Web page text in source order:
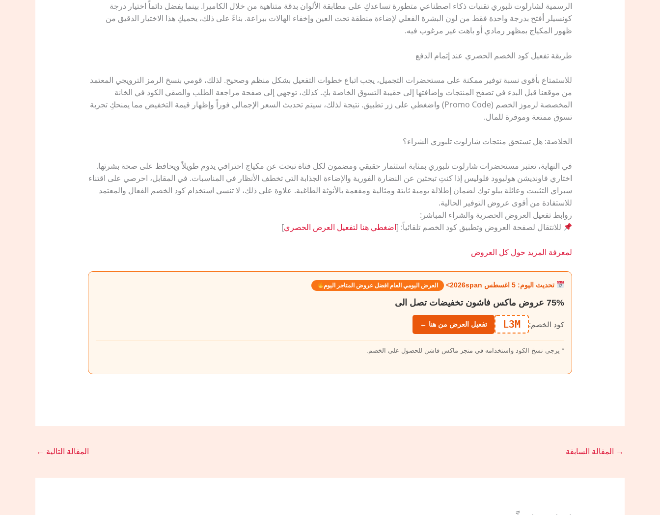
الرسمية لشارلوت تلبوري تقنيات ذكاء اصطناعي متطورة تساعدكِ على مطابقة الألوان بدقة متناهية من خلال الكاميرا. بينما يفضل دائماً اختيار درجة
كونسيلر أفتح بدرجة واحدة فقط من لون البشرة الفعلي لإضاءة منطقة تحت العين وإخفاء الهالات ببراعة. بناءً على ذلك، يحميكِ هذا الاختيار الدقيق من
ظهور المكياج بمظهر رمادي أو باهت غير مرغوب فيه.
​طريقة تفعيل كود الخصم الحصري عند إتمام الدفع
​للاستمتاع بأقوى نسبة توفير ممكنة على مستحضرات التجميل، يجب اتباع خطوات التفعيل بشكل منظم وصحيح. لذلك، قومي بنسخ الرمز الترويجي المعتمد
من موقعنا قبل البدء في تصفح المنتجات وإضافتها إلى حقيبة التسوق الخاصة بكِ. كذلك، توجهي إلى صفحة مراجعة الطلب والصقي الكود في الخانة
المخصصة لرموز الخصم (Promo Code) واضغطي على زر تطبيق. نتيجة لذلك، سيتم تحديث السعر الإجمالي فوراً وإظهار قيمة التخفيض مما يمنحكِ تجربة
تسوق ممتعة وموفرة للمال.
​الخلاصة: هل تستحق منتجات شارلوت تلبوري الشراء؟
​في النهاية، تعتبر مستحضرات شارلوت تلبوري بمثابة استثمار حقيقي ومضمون لكل فتاة تبحث عن مكياج احترافي يدوم طويلاً ويحافظ على صحة بشرتها.
اختاري فاونديشن هوليوود فلوليس إذا كنتِ تبحثين عن النضارة الفورية والإضاءة الجذابة التي تخطف الأنظار في المناسبات. في المقابل، احرصي على اقتناء
سبراي التثبيت وعائلة بيلو توك لضمان إطلالة يومية ثابتة ومثالية ومفعمة بالأنوثة الطاغية. علاوة على ذلك، لا تنسي استخدام كود الخصم الفعال والمعتمد
للاستفادة من أقوى عروض التوفير الحالية.
​روابط تفعيل العروض الحصرية والشراء المباشر:
للانتقال لصفحة العروض وتطبيق كود الخصم تلقائياً: [اضغطي هنا لتفعيل العرض الحصري]
لمعرفة المزيد حول كل العروض
تحديث اليوم: 5 اغسطس 2026span> العرض اليومي العام افضل عروض المتاجر اليوم
75% عروض ماكس فاشون تخفيضات تصل الى
كود الخصم: L3M تفعيل العرض من هنا ←
* يرجى نسخ الكود واستخدامه في متجر ماكس فاشن للحصول على الخصم.
→ المقالة السابقة المقالة التالية ←